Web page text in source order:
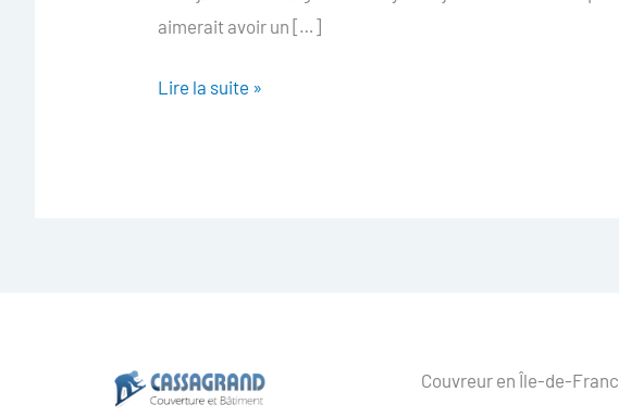
aimerait avoir un […]
Lire la suite »
Couvreur en Île-de-